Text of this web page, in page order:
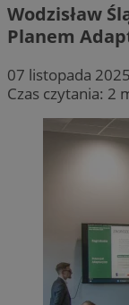
Wodzisław
Planem
07 listopada
Czas czytania: 2